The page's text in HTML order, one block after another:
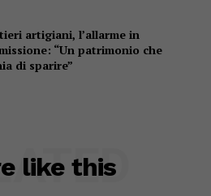
artigiani, l’allarme in
“Un patrimonio che
di sparire”
like this